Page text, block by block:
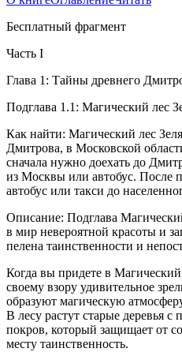
Бесплатный фрагмент
Часть I
Глава 1: Тайны древнего
Подглава 1.1: Магический лес
Как найти: Магический лес
Дмитрова, в Московской
сначала нужно доехать до
из Москвы или автобус. После
автобус или такси до
Описание: Подглава
в мир невероятной красоты и
пелена таинственности и
Когда вы придете в
своему взору удивительное
образуют магическую
В лесу растут старые деревья
покров, который защищает от
месту таинственность.